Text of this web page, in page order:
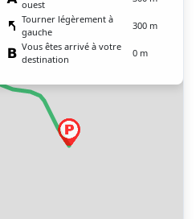
ouest
Tourner légèrement à
gauche
300 m
Vous êtes arrivé à votre
destination
0 m